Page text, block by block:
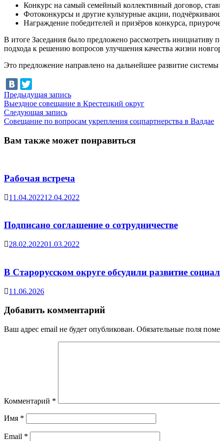
Конкурс на самый семейный коллективный договор,
Фотоконкурсы и другие культурные акции,
Награждение победителей и призёров конкурса,
В итоге Заседания было предложено рассмотреть
подхода к решению вопросов улучшения качества жизни
Это предложение направлено на дальнейшее развитие
Навигация
по
записям
Предыдущая записьПредыдущая
запись:
Выездное совещание в Крестецкий округ
Следующая записьСледующая
запись:
Совещание по вопросам укрепления соцпартнерства в Валдае
Вам также может понравиться
Рабочая встреча
11.04.202212.04.2022
Подписано соглашение о сотрудничестве
28.02.202201.03.2022
В Старорусском округе обсудили развитие
11.06.2026
Добавить комментарий
Ваш адрес email не будет опубликован. Обязательные поля
Комментарий *
Имя *
Email *